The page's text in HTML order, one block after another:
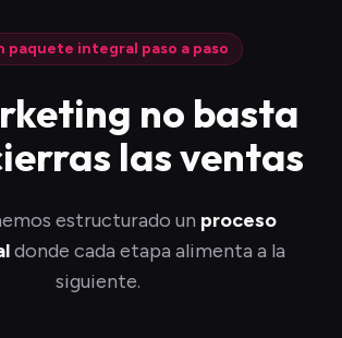
paquete integral paso a paso
no basta
las ventas
estructurado un proceso
donde cada etapa alimenta a la
siguiente.